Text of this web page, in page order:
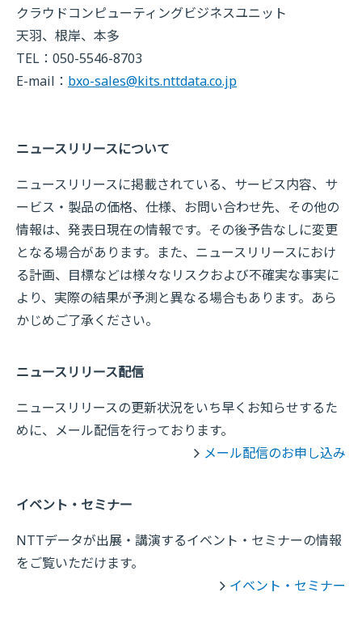
クラウドコンピューティングビジネスユニット
天羽、根岸、本多
TEL：050-5546-8703
E-mail： bxo-sales@kits.nttdata.co.jp
ニュースリリースについて
ニュースリリースに掲載されている、サービス内容、サ
ービス・製品の価格、仕様、お問い合わせ先、その他の
情報は、発表日現在の情報です。その後予告なしに変更
となる場合があります。また、ニュースリリースにおけ
る計画、目標などは様々なリスクおよび不確実な事実に
より、実際の結果が予測と異なる場合もあります。あら
かじめご了承ください。
ニュースリリース配信
ニュースリリースの更新状況をいち早くお知らせするた
めに、メール配信を行っております。
メール配信のお申し込み
イベント・セミナー
NTTデータが出展・講演するイベント・セミナーの情報
をご覧いただけます。
イベント・セミナー